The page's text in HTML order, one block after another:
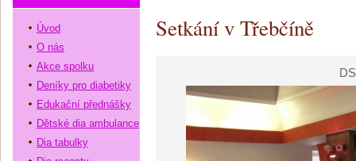
Setkání v Třebčíně
Úvod
O nás
Akce spolku
Deníky pro diabetiky
Edukační přednášky
Dětské dia ambulance
Dia tabulky